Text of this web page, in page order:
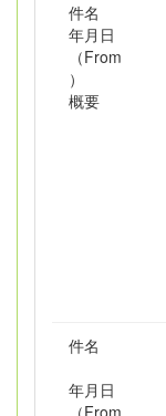
件名
年月日
（From
）
概要
件名
年月日
（From